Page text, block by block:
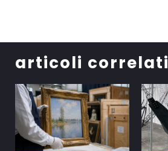
articoli correlati